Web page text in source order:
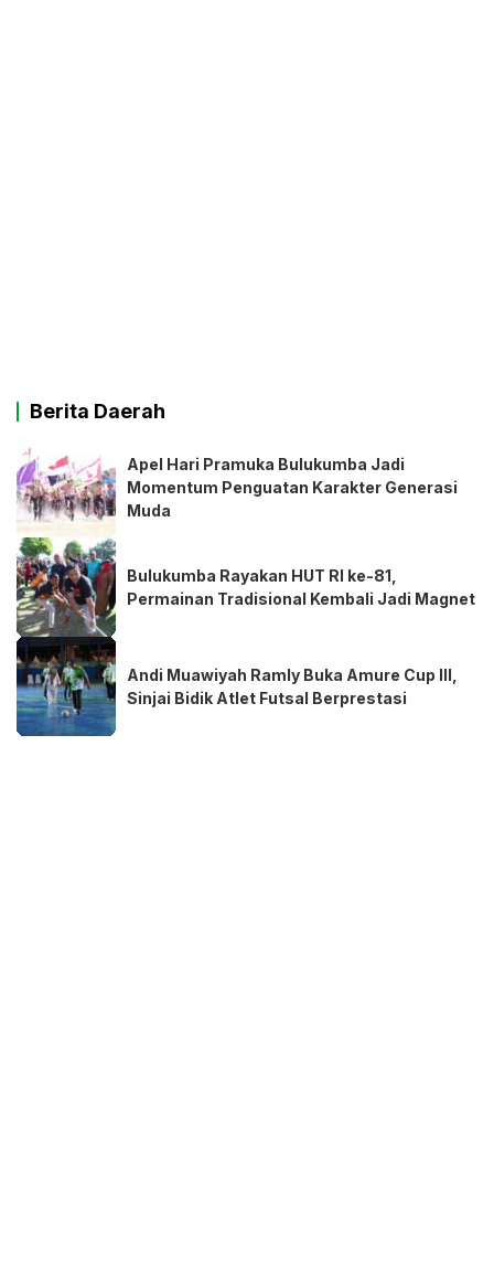
Berita Daerah
Apel Hari Pramuka Bulukumba Jadi
Momentum Penguatan Karakter Generasi
Muda
Bulukumba Rayakan HUT RI ke-81,
Permainan Tradisional Kembali Jadi Magnet
Andi Muawiyah Ramly Buka Amure Cup III,
Sinjai Bidik Atlet Futsal Berprestasi